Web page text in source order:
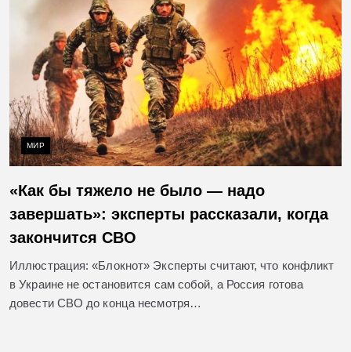
МИР
«Как бы тяжело не было — надо
завершать»: эксперты рассказали, когда
закончится СВО
Иллюстрация: «Блокнот» Эксперты считают, что конфликт
в Украине не остановится сам собой, а Россия готова
довести СВО до конца несмотря…